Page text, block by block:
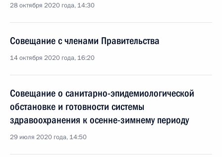
28 октября 2020 года, 14:30
Совещание с членами Правительства
14 октября 2020 года, 16:20
Совещание о санитарно-эпидемиологической
обстановке и готовности системы
здравоохранения к осенне-зимнему периоду
29 июля 2020 года, 14:50